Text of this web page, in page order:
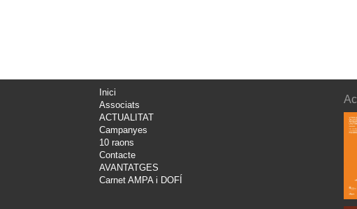
Inici
Associats
ACTUALITAT
Campanyes
10 raons
Contacte
AVANTATGES
Carnet AMPA i DOFÍ